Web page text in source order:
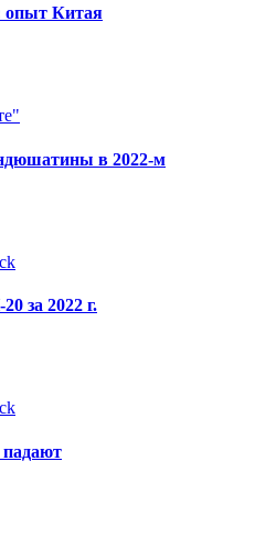
опыт Китая
в 2022-м
за 2022 г.